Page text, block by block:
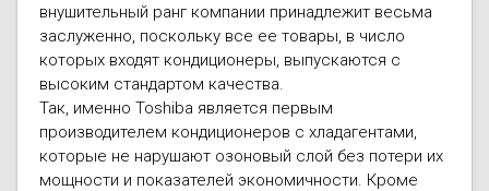
внушительный ранг компании принадлежит весьма
заслуженно, поскольку все ее товары, в число
которых входят кондиционеры, выпускаются с
высоким стандартом качества.
Так, именно Toshiba является первым
производителем кондиционеров с хладагентами,
которые не нарушают озоновый слой без потери их
мощности и показателей экономичности. Кроме